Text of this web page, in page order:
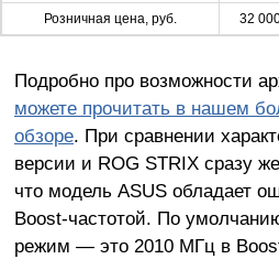
Розничная цена, руб. 32
Подробно про возможности
можете прочитать в нашем
обзоре. При сравнении
версии и ROG STRIX сразу
что модель ASUS обладает
Boost-частотой. По
режим — это 2010 МГц в